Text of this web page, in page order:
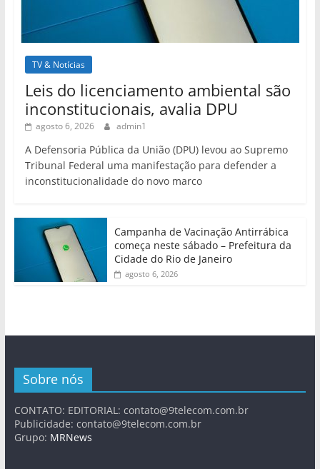
TV & Notícias
Leis do licenciamento ambiental são
inconstitucionais, avalia DPU
agosto 6, 2026 admin1
A Defensoria Pública da União (DPU) levou ao Supremo
Tribunal Federal uma manifestação para defender a
inconstitucionalidade do novo marco
Campanha de Vacinação Antirrábica
começa neste sábado – Prefeitura da
Cidade do Rio de Janeiro
agosto 6, 2026
Sobre nós
CONTATO: EDITORIAL: contato@9telecom.com.br
Publicidade: contato@9telecom.com.br
Grupo: MRNews